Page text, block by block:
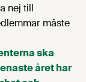
nej till
måste
ska
året har